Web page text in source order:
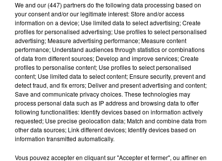
Lecture (4 min 14 sec)
100%
100% Radio les infos du grand Toulouse
We and our (447) partnersdo the following data processing based on
your consent and/or our legitimate interest: Store and/or access
information on a device; Use limited data to select advertising; Create
profiles for personalised advertising; Use profiles to select personalised
advertising; Measure advertising performance; Measure content
performance; Understand audiences through statistics or combinations
of data from different sources; Develop and improve services; Create
profiles to personalise content; Use profiles to select personalised
content; Use limited data to select content; Ensure security, prevent and
detect fraud, and fix errors; Deliver and present advertising and content;
Save and communicate privacy choices. These technologies may
process personal data such as IP address and browsing data to offer
following functionalities: Identify devices based on information actively
requested; Use precise geolocation data; Match and combine data from
other data sources; Link different devices; Identify devices based on
information transmitted automatically.
Vous pouvez accepter en cliquant sur "Accepter et fermer", ou affiner en